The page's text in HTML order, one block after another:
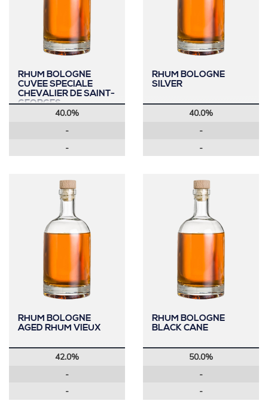
RHUM BOLOGNE
CUVEE SPECIALE
CHEVALIER DE SAINT-
GEORGES
40.0%
-
-
RHUM BOLOGNE
SILVER
40.0%
-
-
RHUM BOLOGNE
AGED RHUM VIEUX
42.0%
-
-
RHUM BOLOGNE
BLACK CANE
50.0%
-
-